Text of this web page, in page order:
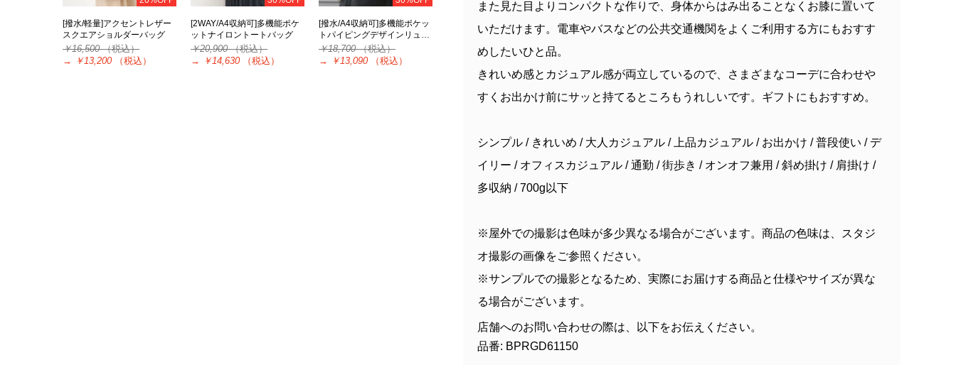
[撥水/軽量]アクセントレザー
スクエアショルダーバッグ
￥16,500（税込）
→
￥13,200 （税込）
[2WAY/A4収納可]多機能ポケ
ットナイロントートバッグ
￥20,900（税込）
→
￥14,630 （税込）
[撥水/A4収納可]多機能ポケッ
トパイピングデザインリュ…
￥18,700（税込）
→
￥13,090 （税込）
また見た目よりコンパクトな作りで、身体からはみ出ることなくお膝に置いて
いただけます。電車やバスなどの公共交通機関をよくご利用する方にもおすす
めしたいひと品。
きれいめ感とカジュアル感が両立しているので、さまざまなコーデに合わせや
すくお出かけ前にサッと持てるところもうれしいです。ギフトにもおすすめ。
シンプル / きれいめ / 大人カジュアル / 上品カジュアル / お出かけ / 普段使い / デ
イリー / オフィスカジュアル / 通勤 / 街歩き / オンオフ兼用 / 斜め掛け / 肩掛け /
多収納 / 700g以下
※屋外での撮影は色味が多少異なる場合がございます。商品の色味は、スタジ
オ撮影の画像をご参照ください。
※サンプルでの撮影となるため、実際にお届けする商品と仕様やサイズが異な
る場合がございます。
店舗へのお問い合わせの際は、以下をお伝えください。
品番: BPRGD61150